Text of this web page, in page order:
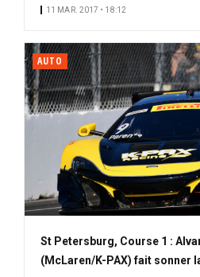
11 MAR. 2017 • 18:12
AUTO
St Petersburg, Course 1 :
(McLaren/K-PAX) fait sonner